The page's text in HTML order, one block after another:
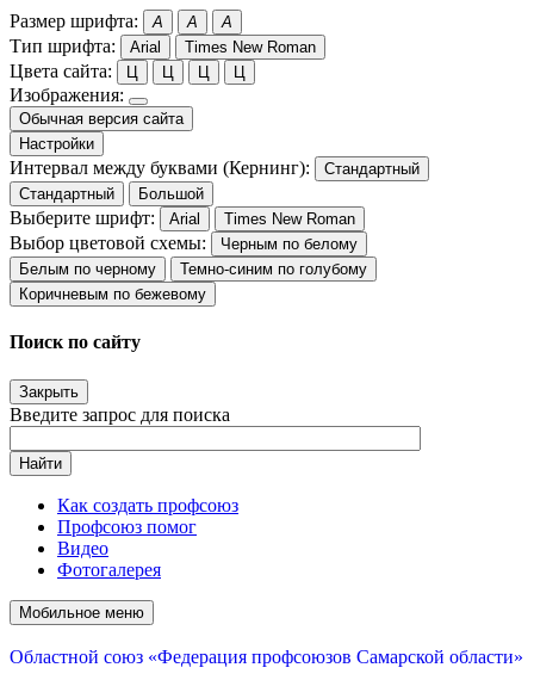
Размер шрифта: A A A
Тип шрифта: Arial Times New Roman
Цвета сайта: Ц Ц Ц Ц
Изображения:
Обычная версия сайта
Настройки
Интервал между буквами (Кернинг):
Стандартный
Стандартный
Большой
Выберите шрифт: Arial Times New Roman
Выбор цветовой схемы:
Черным по белому
Белым по черному
Темно-синим по голубому
Коричневым по бежевому
Поиск по сайту
Закрыть
Введите запрос для поиска
Найти
Как создать профсоюз
Профсоюз помог
Видео
Фотогалерея
Мобильное меню
Областной союз «Федерация профсоюзов Самарской области»